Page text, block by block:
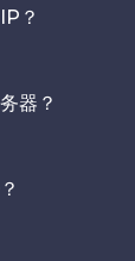
？
器？